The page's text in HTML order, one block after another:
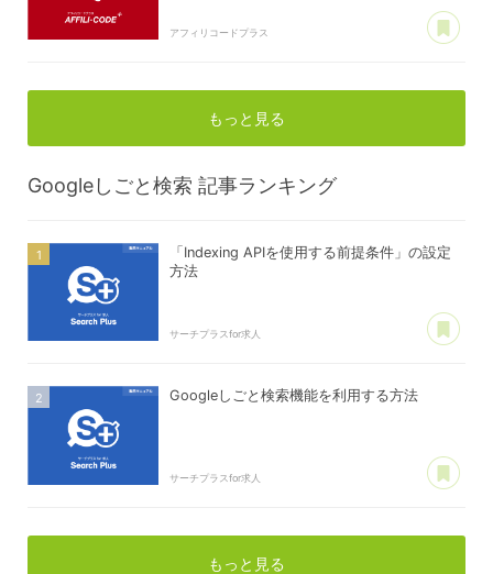
アフィリコードプラス
もっと見る
Googleしごと検索 記事ランキング
「Indexing APIを使用する前提条件」の設定
方法
サーチプラスfor求人
Googleしごと検索機能を利用する方法
サーチプラスfor求人
もっと見る